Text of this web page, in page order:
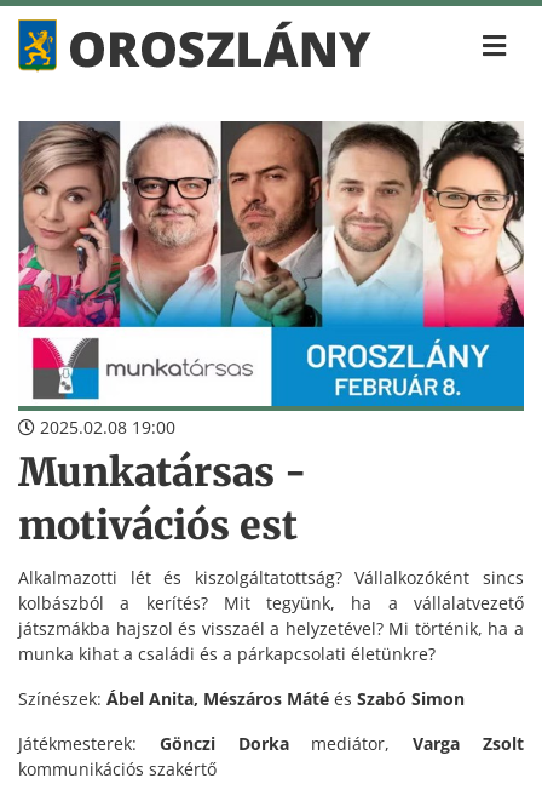
2025.02.08 19:00
Munkatársas -
motivációs est
Alkalmazotti lét és kiszolgáltatottság? Vállalkozóként sincs
kolbászból a kerítés? Mit tegyünk, ha a vállalatvezető
játszmákba hajszol és visszaél a helyzetével? Mi történik, ha a
munka kihat a családi és a párkapcsolati életünkre?
Színészek: Ábel Anita, Mészáros Máté és Szabó Simon
Játékmesterek: Gönczi Dorka mediátor,Varga Zsolt
kommunikációs szakértő